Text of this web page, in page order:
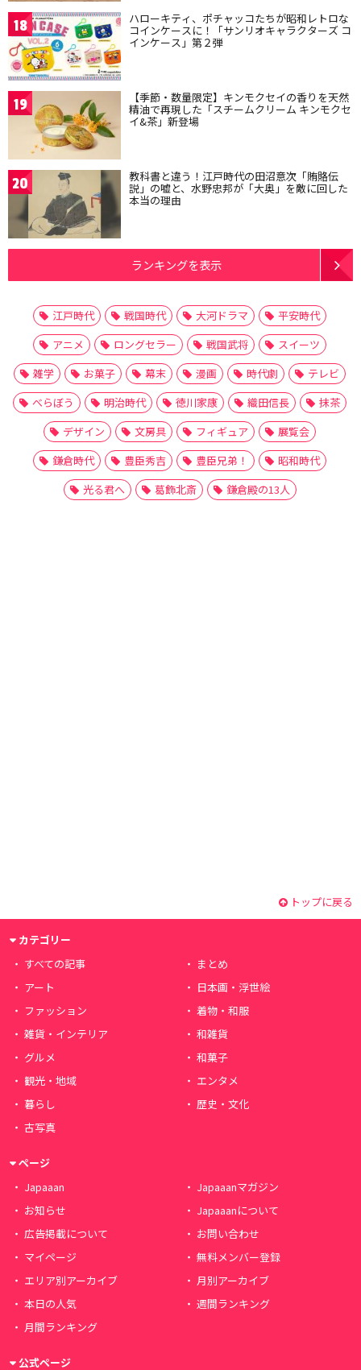
18 ハローキティ、ポチャッコたちが昭和レトロな
コインケースに！「サンリオキャラクターズ コ
インケース」第２弾
19 【季節・数量限定】キンモクセイの香りを天然
精油で再現した「スチームクリーム キンモクセ
イ&茶」新登場
20 教科書と違う！江戸時代の田沼意次「賄賂伝
説」の嘘と、水野忠邦が「大奥」を敵に回した
本当の理由
ランキングを表示
江戸時代 戦国時代 大河ドラマ
平安時代
アニメ
ロングセラー 戦国武将
スイーツ
雑学
お菓子 幕末 漫画 時代劇
テレビ
べらぼう
明治時代 徳川家康 織田信長
抹茶
デザイン
文房具 フィギュア
展覧会
鎌倉時代
豊臣秀吉 豊臣兄弟！
昭和時代
光る君へ
葛飾北斎 鎌倉殿の13人
トップに戻る
カテゴリー
すべての記事
まとめ
アート
日本画・浮世絵
ファッション
着物・和服
雑貨・インテリア
和雑貨
グルメ
和菓子
観光・地域
エンタメ
暮らし
歴史・文化
古写真
ページ
Japaaan
Japaaanマガジン
お知らせ
Japaaanについて
広告掲載について
お問い合わせ
マイページ
無料メンバー登録
エリア別アーカイブ
月別アーカイブ
本日の人気
週間ランキング
月間ランキング
公式ページ